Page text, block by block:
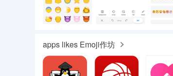
apps likes Emoji作坊